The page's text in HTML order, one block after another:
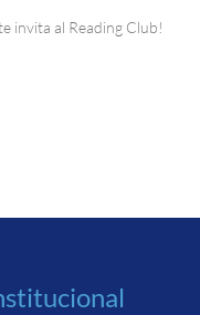
invita al Reading Club!